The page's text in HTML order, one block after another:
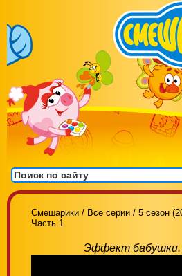
Смешарики / Все серии / 5 сезон
Часть 1
Эффект бабушки.